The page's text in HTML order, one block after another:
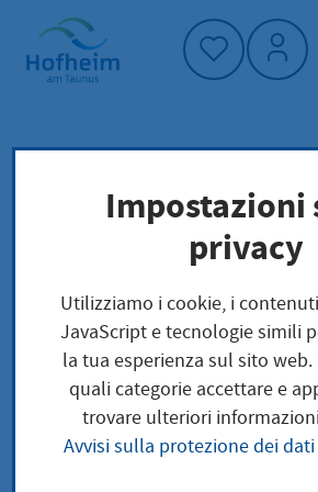
Home"
Pagina iniziale
Trova servizi
Preoccupazioni locali
Bescheinigung über das
Insolvenzantrages zum
wirtschaftlicher Verhältnisse
anderen Stellen beantragen
Impostazioni
privacy
Utilizziamo i cookie, i
JavaScript e tecnologie simili
la tua esperienza sul sito
quali categorie accettare e
trovare ulteriori
Avvisi sulla protezione dei dati